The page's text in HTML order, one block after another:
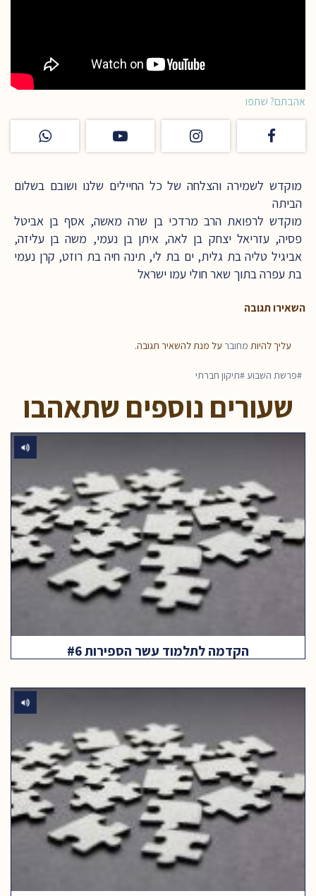
אהבתם? שתפו
מוקדש לשמירה והצלחה של כל החיילים שלנו ושובם בשלום
הביתה
מוקדש לרפואת הרב מרדכי בן שרה מאשה, אסף בן אביטל
פסיה, עזריאל יצחק בן לאה, איתן בן נעמי, משה בן עליזה,
אביגיל טליה בת גלית, ים בת לי, תינה חיה בת רוזט, קרן נעמי
בת עפרה בתוך שאר חולי עמו ישראל
השאירו תגובה
עליך להיות מחובר על מנת להשאיר תגובה.
פרשת השבוע תיקון חברתי
שעורים נוספים שתאהבו
הקדמה לתלמוד עשר הספירות #6